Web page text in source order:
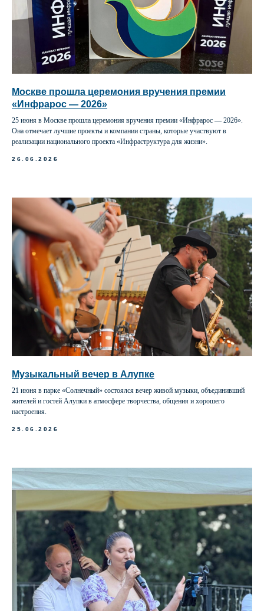
Москве прошла церемония вручения премии
«Инфрарос — 2026»
25 июня в Москве прошла церемония вручения премии «Инфрарос — 2026».
Она отмечает лучшие проекты и компании страны, которые участвуют в
реализации национального проекта «Инфраструктура для жизни».
26.06.2026
Музыкальный вечер в Алупке
21 июня в парке «Солнечный» состоялся вечер живой музыки, объединивший
жителей и гостей Алупки в атмосфере творчества, общения и хорошего
настроения.
25.06.2026